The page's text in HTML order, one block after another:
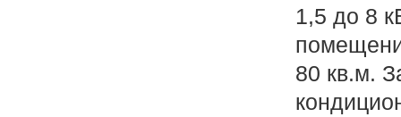
1,5 до 8
80 кв.м.